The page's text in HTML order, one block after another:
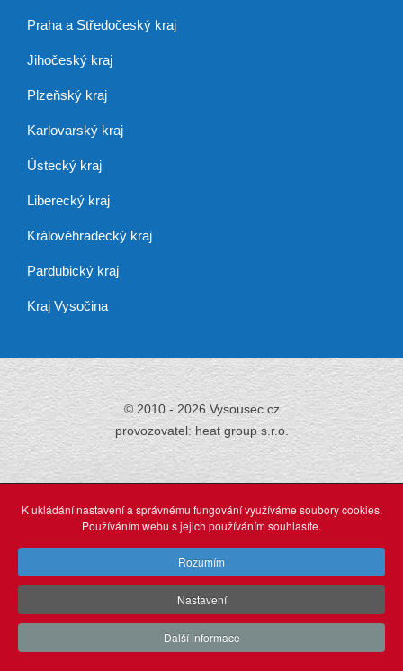
Praha a Středočeský kraj
Jihočeský kraj
Plzeňský kraj
Karlovarský kraj
Ústecký kraj
Liberecký kraj
Královéhradecký kraj
Pardubický kraj
Kraj Vysočina
© 2010 - 2026 Vysousec.cz
provozovatel: heat group s.r.o.
Již přes 30 letzajišťujeme odstraňování
vlhkosti,
webdesign: Agionet Plzeň (2015)
K ukládání nastavení a správnému fungování využíváme soubory cookies.
Používáním webu s jejich používáním souhlasíte.
Rozumím
Nastavení
Další informace